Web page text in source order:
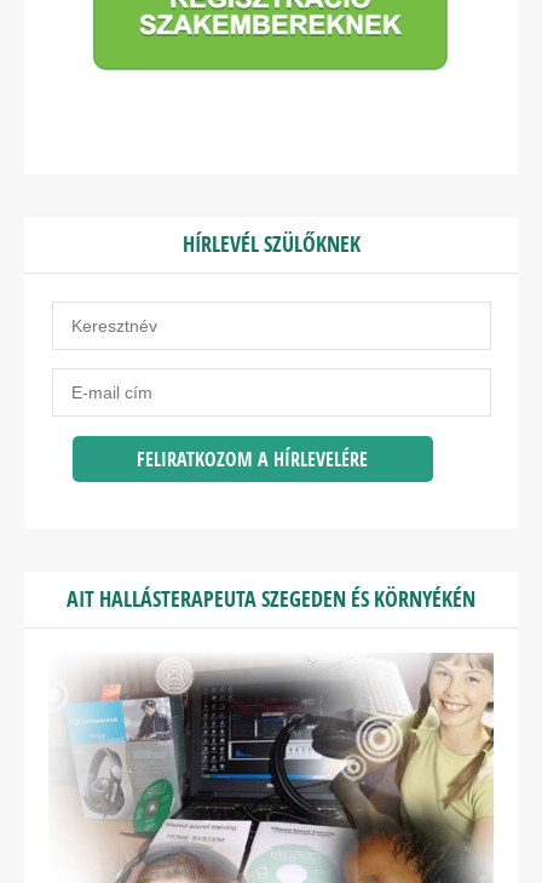
HÍRLEVÉL SZÜLŐKNEK
AIT HALLÁSTERAPEUTA SZEGEDEN ÉS KÖRNYÉKÉN